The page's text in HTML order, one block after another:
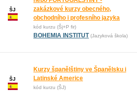
ŠJ
zakázkové kurzy obecného,
obchodního i profesního jazyka
kód kurzu (Šj+P fir)
BOHEMIA INSTITUT (Jazyková škola)
ŠJ
Kurzy španělštiny ve Španělsku i
Latinské Americe
kód kurzu (ŠJ)